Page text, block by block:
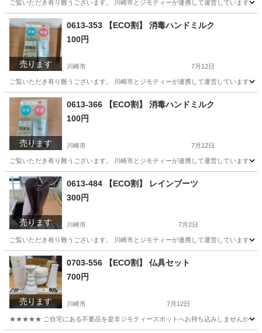
ご覧いただき有り難うございます。 川崎市とジモティーが連携して運営していま
神奈川 川崎市 リユース
売ります
0613-353 【ECO割】 消毒ハンドミルク
100円
川崎市 7月12日
ご覧いただき有り難うございます。 川崎市とジモティーが連携して運営していま
神奈川 川崎市 ボディケア リユース
売ります
0613-366 【ECO割】 消毒ハンドミルク
100円
川崎市 7月12日
ご覧いただき有り難うございます。 川崎市とジモティーが連携して運営していま
神奈川 川崎市 ボディケア リユース
売ります
0613-484 【ECO割】 レインブーツ
300円
川崎市 7月2日
ご覧いただき有り難うございます。 川崎市とジモティーが連携して運営していま
神奈川 川崎市 リユース
売ります
0703-556 【ECO割】 仏具セット
700円
川崎市 7月12日
★★★★★ ご自宅にある不要品を是非ジモティースポットへお持ち込みしませんか？